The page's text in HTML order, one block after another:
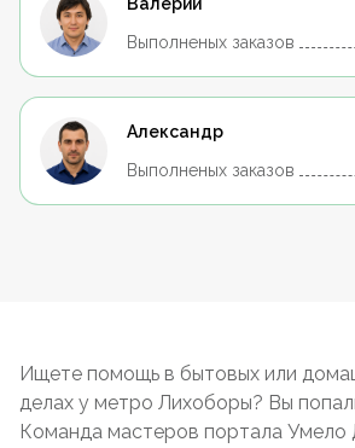
Выполненых заказов
Александр
Выполненых заказов
Ищете помощь в бытовых или
делах у метро Лихоборы? Вы
Команда мастеров портала Умело